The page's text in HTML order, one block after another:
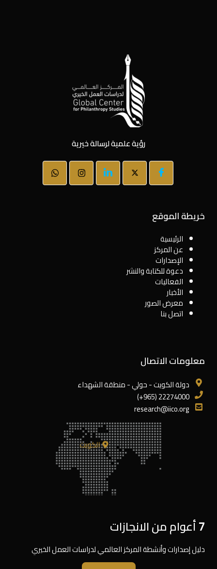
رؤية علمية لرسالة خيرية
خريطة الموقع
الرئيسية
عن المركز
الإصدارات
دعوة للكتابة والنشر
الفعاليات
الأخبار
معرض الصور
اتصل بنا
معلومات الاتصال
دولة الكويت - حولي - منطقة الشهداء
22274000 (965+)
research@iico.org
الكويت
7 أعوام من الانجازات
دليل إصدارات وأنشطة المركز العالمي لدراسات العمل الخيري